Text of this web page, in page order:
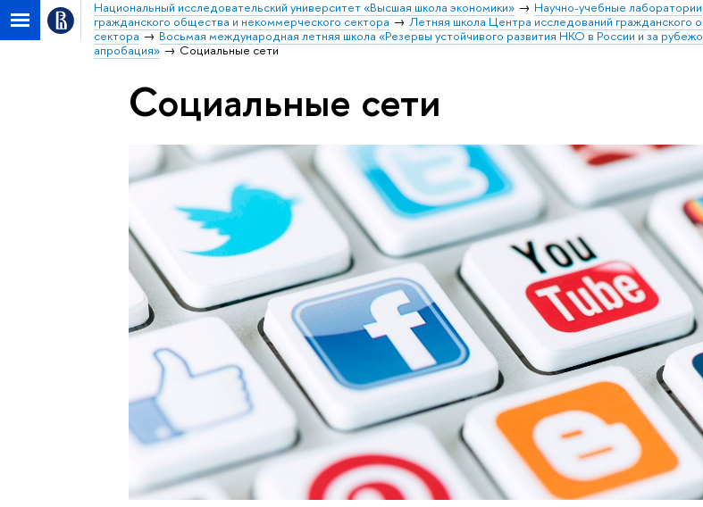
Национальный исследовательский университет «Высшая школа экономики» Научно-учебные лаборатории
гражданского общества и некоммерческого сектора
Летняя школа Центра исследований гражданского
сектора
Восьмая международная летняя школа «Резервы устойчивого развития НКО в России и за
апробация»
Социальные сети
Социальные сети